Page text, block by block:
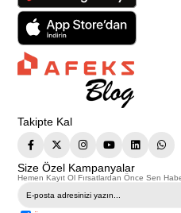
Takipte Kal
Size Özel Kampanyalar
Hemen Kayıt Ol Fırsatlardan Önce Sen